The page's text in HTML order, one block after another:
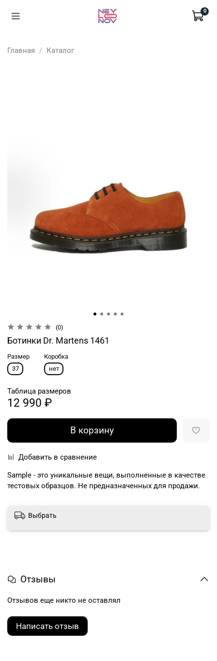
0
Главная Каталог
(0)
Ботинки Dr. Martens 1461
Размер
37
Коробка
нет
Таблица размеров
12 990 ₽
В корзину
Добавить в сравнение
Sample - это уникальные вещи, выполненные в качестве
тестовых образцов. Не предназначенных для продажи.
Выбрать
Отзывы
Отзывов еще никто не оставлял
Написать отзыв